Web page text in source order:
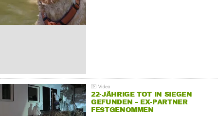
22-JÄHRIGE TOT IN SIEGEN
GEFUNDEN – EX-PARTNER
FESTGENOMMEN